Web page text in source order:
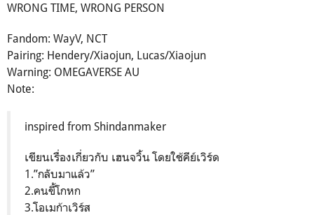
WRONG TIME, WRONG PERSON
Fandom: WayV, NCT
Pairing: Hendery/Xiaojun, Lucas/Xiaojun
Warning: OMEGAVERSE AU
Note:
inspired from Shindanmaker
เขียนเรื่องเกี่ยวกับ เฮนจวิ้น โดยใช้คีย์เวิร์ด
1.”กลับมาแล้ว”
2.คนขี้โกหก
3.โอเมก้าเวิร์ส